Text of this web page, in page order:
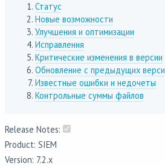
Статус
Новые возможности
Улучшения и оптимизации
Исправления
Критические изменения в версии
Обновление с предыдущих
Известные ошибки и недочеты
Контрольные суммы файлов
Release Notes:
Product: SIEM
Version: 7.2.x